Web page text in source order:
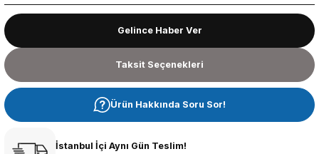
Gelince Haber Ver
Taksit Seçenekleri
Ürün Hakkında Soru Sor!
İstanbul İçi Aynı Gün Teslim!